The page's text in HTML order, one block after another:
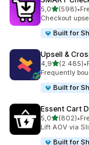
5,0z 5 hvězd
(598)
Celkový počet
•
Checkout
Built for
Upsell &
4,9z 5 hvězd
(2 485)
Celkový počet•
Frequently
Built for
Essent Cart
5,0z 5 hvězd
(802)
Celkový počet
•
Lift AOV via
Built for